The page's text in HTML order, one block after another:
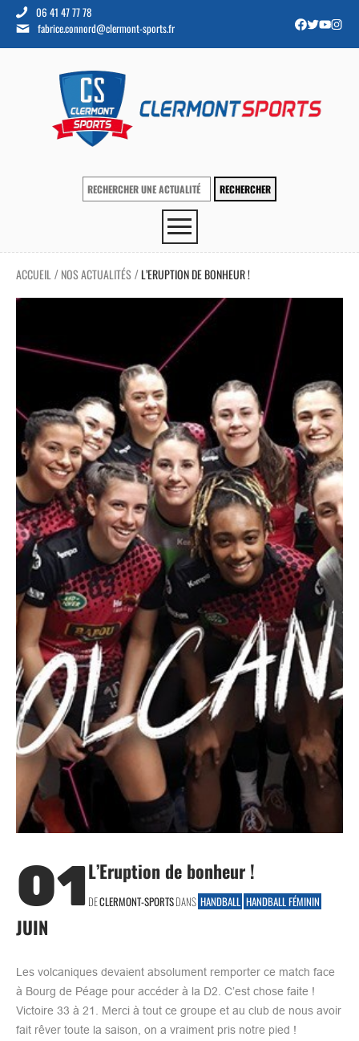
06 41 47 77 78
fabrice.connord@clermont-sports.fr
ACCUEIL / NOS ACTUALITÉS /L’ERUPTION DE BONHEUR !
01
JUIN
L’Eruption de bonheur !
DECLERMONT-SPORTSDANS HANDBALL HANDBALL FÉMININ
Les volcaniques devaient absolument remporter ce match face
à Bourg de Péage pour accéder à la D2. C’est chose faite !
Victoire 33 à 21. Merci à tout ce groupe et au club de nous avoir
fait rêver toute la saison, on a vraiment pris notre pied !